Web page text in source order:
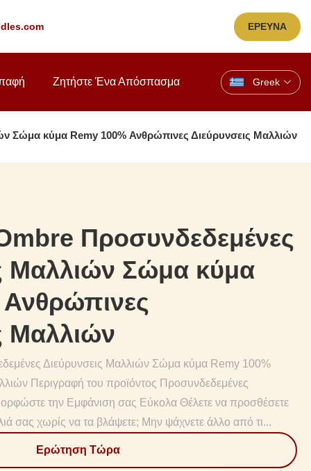
ΕΡΕΥΝΑ
Ζητήστε Ένα Απόσπασμα Greek
Σώμα κύμα Remy 100% Ανθρώπινες Διεύρυνσεις Μαλλιών
Προσυνδεδεμένες
Μαλλιών Σώμα κύμα
Μαλλιών
Διεύρυνσεις Μαλλιών Σώμα κύμα Remy 100%
Περιγραφή του προϊόντος Προσυνδεδεμένες
την Εμφάνιση σας Εύκολα Θέλετε να προσθέσετε
σας χωρίς να τα βλάψετε; Μην ψάχνετε άλλο από τι...
Ερώτηση Τώρα